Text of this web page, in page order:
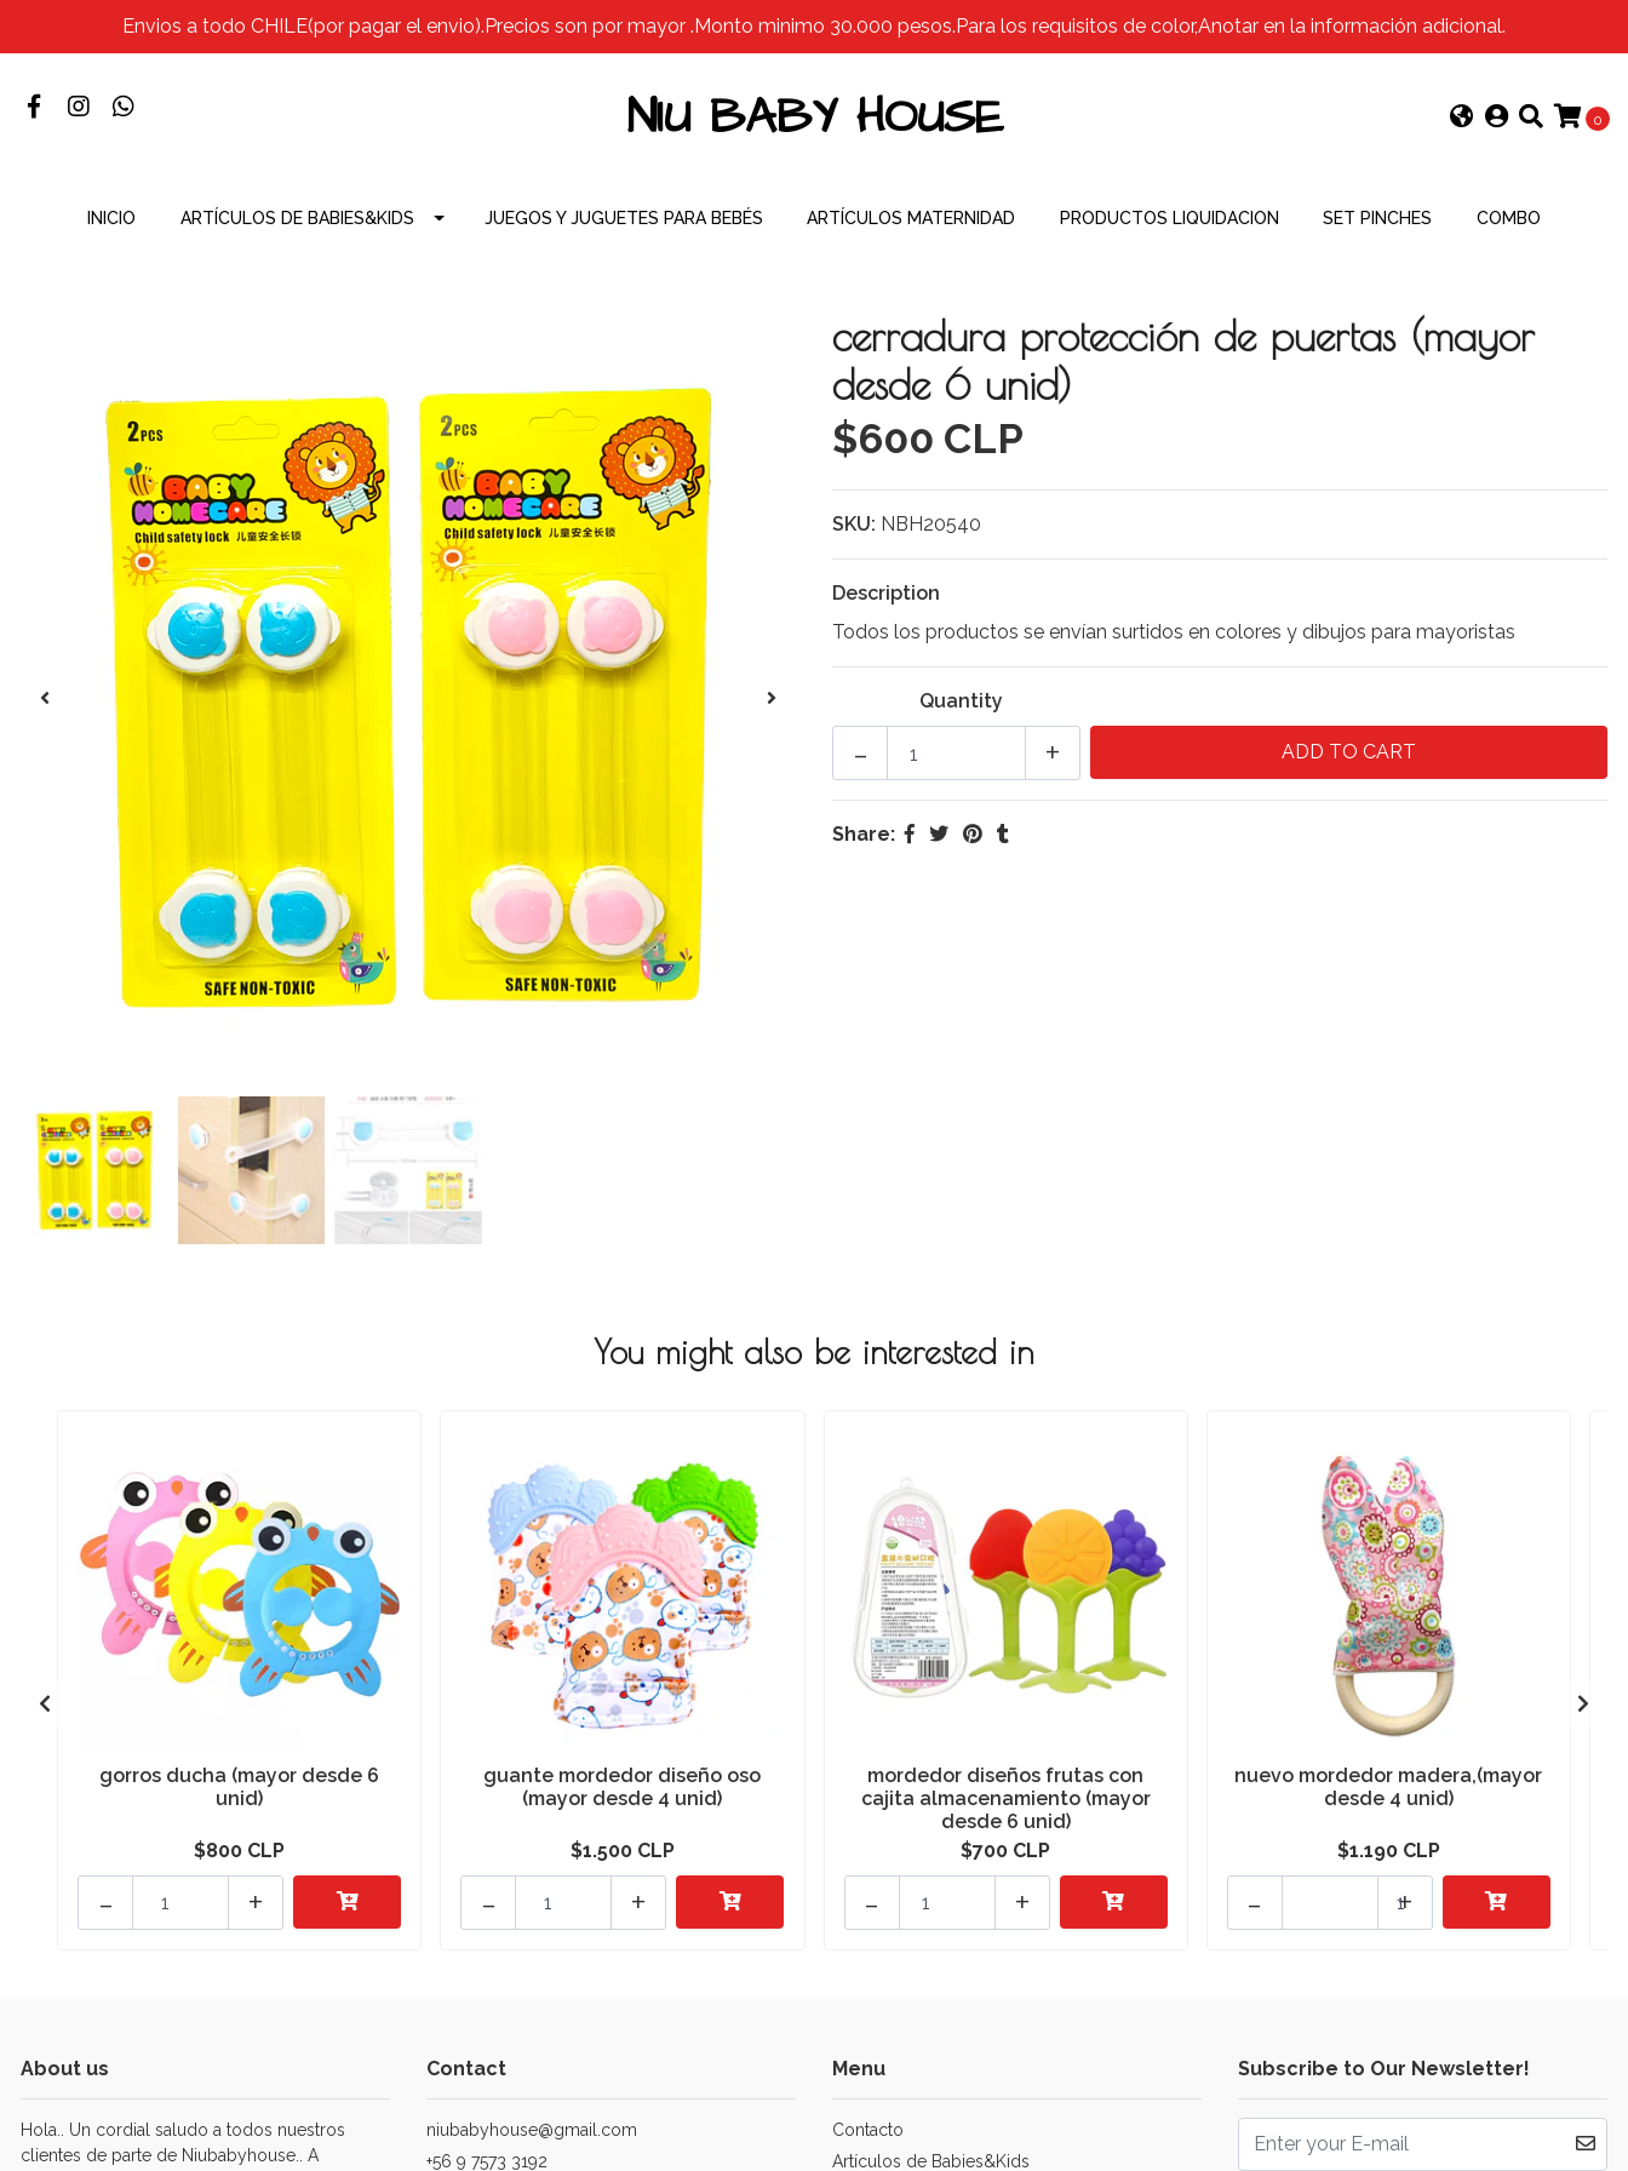
Envios a todo CHILE(por pagar el envio).Precios son por mayor .Monto minimo 30.000 pesos.Para los requisitos de color,Anotar en la información adicional.
NIU BABY HOUSE 0
INICIO ARTÍCULOS DE BABIES&KIDS JUEGOS Y JUGUETES PARA BEBÉS ARTÍCULOS MATERNIDAD PRODUCTOS LIQUIDACION SET PINCHES COMBO
cerradura protección de puertas (mayor
desde 6 unid)
$600 CLP
SKU: NBH20540
Description
Todos los productos se envían surtidos en colores y dibujos para mayoristas
Quantity
+
-
Share:
You might also be interested in
gorros ducha (mayor desde 6
unid)
$800 CLP
+
-
guante mordedor diseño oso
(mayor desde 4 unid)
$1.500 CLP
+
-
mordedor diseños frutas con
cajita almacenamiento (mayor
desde 6 unid)
$700 CLP
+
-
nuevo mordedor madera,(mayor
desde 4 unid)
$1.190 CLP
+
-
About us
Hola.. Un cordial saludo a todos nuestros
clientes de parte de Niubabyhouse.. A
Contact
niubabyhouse@gmail.com
+56 9 7573 3192
Menu
Contacto
Artículos de Babies&Kids
Subscribe to Our Newsletter!